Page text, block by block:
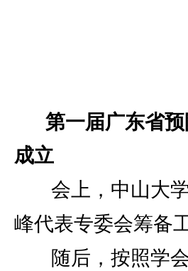
第一届广东省
成立
会上，中山大
峰代表专委会筹备
随后，按照学